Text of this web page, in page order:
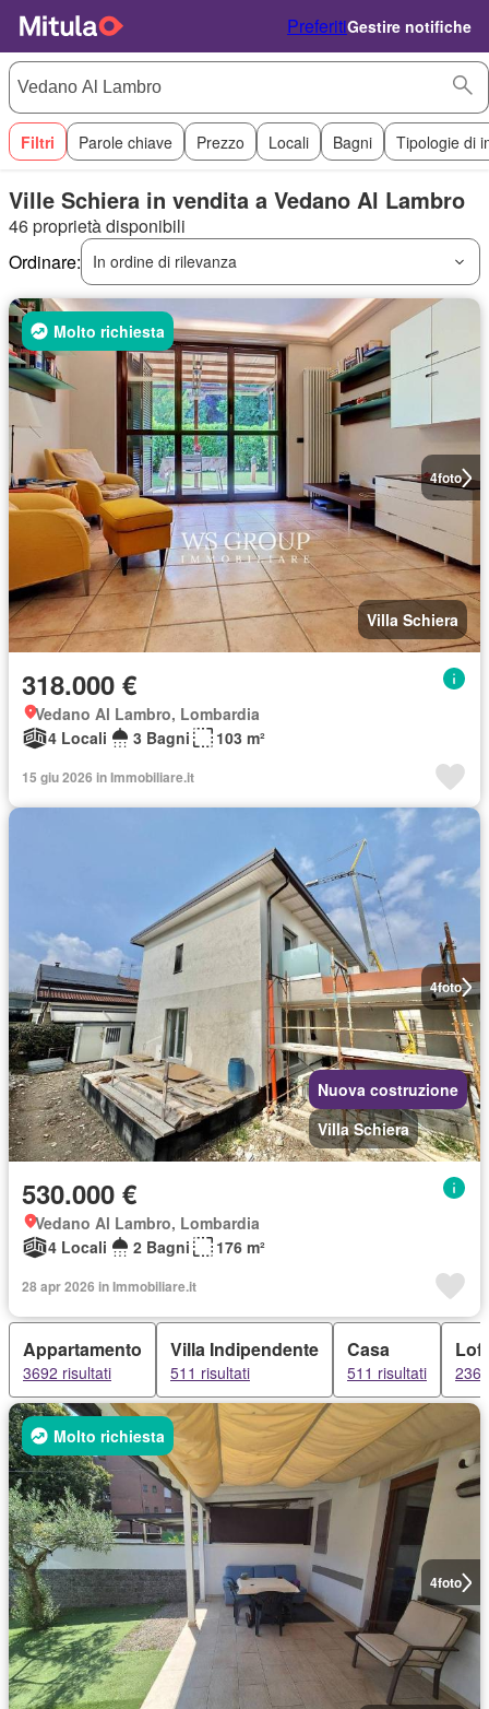
PreferitiGestire notifiche
Filtri Parole chiave Prezzo Locali Bagni Tipologie di
Ville Schiera in vendita a Vedano Al Lambro
46 proprietà disponibili
Ordinare:
In ordine di rilevanza
4foto
Molto richiesta
Villa Schiera
318.000 €
Vedano Al Lambro, Lombardia
4 Locali
3 Bagni 103 m²
15 giu 2026 in Immobiliare.it
4foto
Nuova costruzione
Villa Schiera
530.000 €
Vedano Al Lambro, Lombardia
4 Locali
2 Bagni 176 m²
28 apr 2026 in Immobiliare.it
Appartamento
3692 risultati
Villa Indipendente
511 risultati
Casa
511 risultati
Loft
236
4foto
Molto richiesta